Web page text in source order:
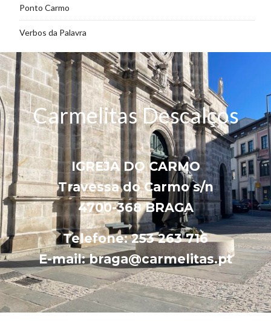
Ponto Carmo
Verbos da Palavra
Carmelitas Descalços
IGREJA DO CARMO
Travessa do Carmo s/n
4700-368 BRAGA
Telefone: 253 263 716
E-mail: braga@carmelitas.pt